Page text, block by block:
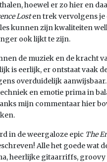
hoewel er zo hier en
Losten trek vervolgens je
kunnen zijn kwaliteiten
ook lijkt te zijn.
de muziek en de kracht
is eerlijk, er ontstaat vaak
overduidelijk
en emotie prima in
mijn commentaar hier
in de weergaloze epic The
Alle het goede wat
heerlijke gitaarriffs, groovy